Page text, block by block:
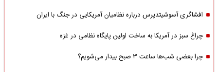
افشاگری آسوشیتدپرس درباره نظامیان آمریکایی در جنگ با ایران
چراغ سبز در آمریکا به ساخت اولین پایگاه نظامی در غزه
چرا بعضی شب‌ها ساعت ۳ صبح بیدار می‌شویم؟